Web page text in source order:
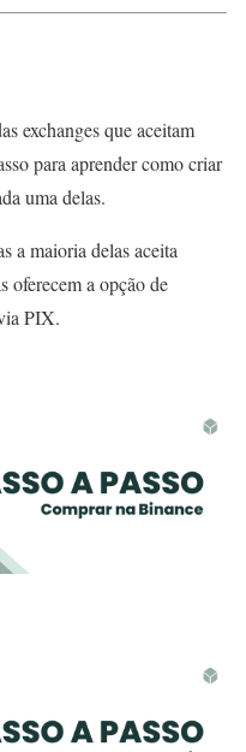
exchanges que aceitam
para aprender como criar
uma delas.
a maioria delas aceita
oferecem a opção de
PIX.